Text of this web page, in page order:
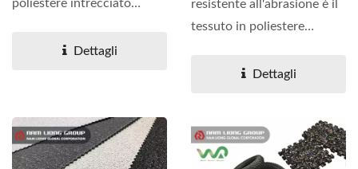
poliestere intrecciato
Dettagli
resistente all'abrasione è il
tessuto in poliestere
Dettagli